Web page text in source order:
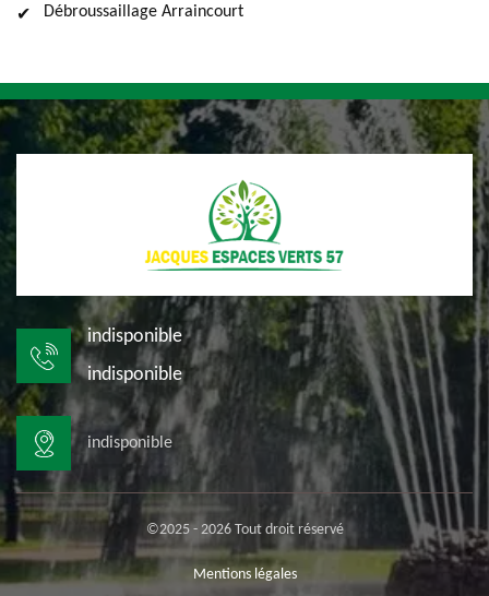
Débroussaillage Arraincourt
indisponible
indisponible
indisponible
©2025 - 2026 Tout droit réservé
Mentions légales